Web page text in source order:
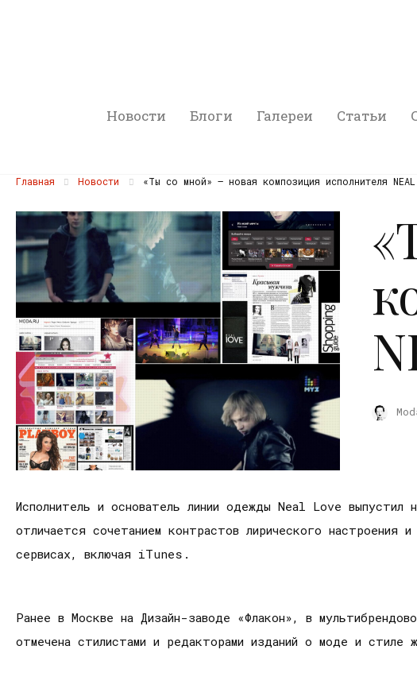
Новости Блоги Галереи Статьи
Главная Новости «Ты со мной» — новая композиция исполнителя NEAL
Исполнитель и основатель линии одежды Neal Love выпустил
отличается сочетанием контрастов лирического настроения
сервисах, включая iTunes.
Ранее в Москве на Дизайн-заводе «Флакон», в
отмечена стилистами и редакторами изданий о моде и стиле